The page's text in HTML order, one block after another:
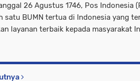
26 Agustus 1746, Pos Indonesia
satu BUMN tertua di Indonesia yang
layanan terbaik kepada masyarakat